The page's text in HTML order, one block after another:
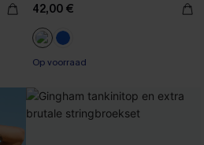
42,00 €
【AG18】2 met 10% korting
Op voorraad